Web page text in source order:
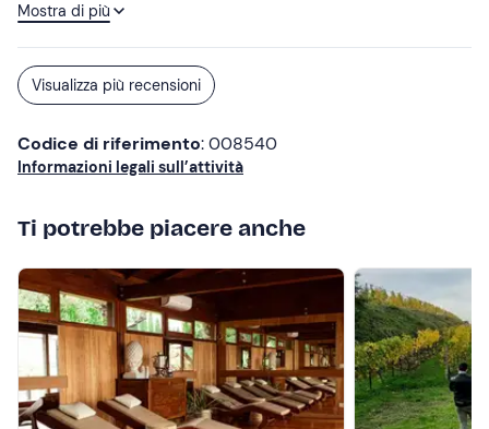
molto bella, ha disposizione anche una piscina calda
Ottimo antipasto misto con tante proposte sfiziose,
eccellenti fettuccine fatte in casa, con gustoso ragu',
della casa, prezzi assolutamente contenuti per la qualita'
proposta. Sala molto carina, arredata in modo rustico
un'ottima cucina in un ambiente cortese e familiare. Noi
km!
Mostra di più
Visualizza più recensioni
Codice di riferimento: 008540
Informazioni legali sull’attività
Ti potrebbe piacere anche